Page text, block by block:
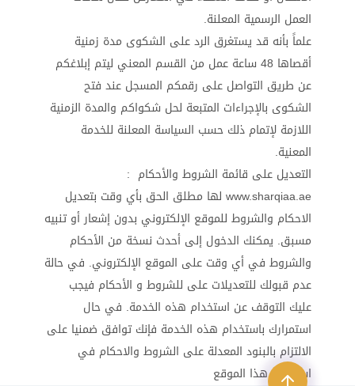
العمل الرسمية المعلنة.
علماً بأنه قد يستغرق الرد على الشكوى مدة زمنية
أقصاها 48 ساعة عمل من القسم المعني ليتم إبلاغكم
عن طريق التواصل على رقمكم المسجل عند فتح
الشكوى بالإجراءات المتبعة لحل شكواكم والمدة الزمنية
اللازمة لإتمام ذلك حسب السياسة المعلنة للخدمة
المعنية.
التعديل على قائمة الشروط والأحكام :
www.sharqiaa.ae لها مطلق الحق بأي وقت بتعديل
الاحكام والشروط للموقع الإلكتروني بدون إشعار أو تنبيه
مسبق. يمكنك الدخول إلى أحدث نسخة من الأحكام
والشروط في أي وقت على الموقع الإلكتروني. في حالة
عدم قبولك للتعديلات على للشروط و الأحكام فيجب
عليك التوقف عن استخدام هذه الخدمة. في حال
استمرارك باستخدام هذه الخدمة فإنك توافق ضمنيا على
الالتزام بالبنود المعدلة على الشروط والاحكام في
استخدام هذا الموقع